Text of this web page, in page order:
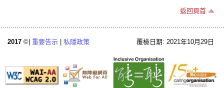
返回頁首
2017 ©| 重要告示 私隱政策 覆檢日期: 2021年10月29日